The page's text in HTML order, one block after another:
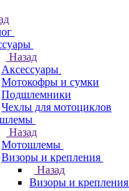
Назад
Аксессуары
Мотокофры и сумки
Подшлемники
Чехлы для мотоциклов
Назад
Мотошлемы
Визоры и крепления
Назад
Визоры и крепления